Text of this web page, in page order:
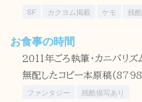
SF カクヨム掲載 ケモ 残
お食事の時間
2011年ごろ執筆・カニバリズ
無配したコピー本原稿
ファンタジー 残酷描写あり